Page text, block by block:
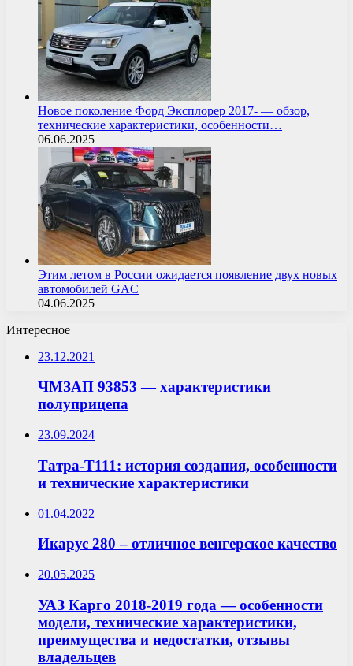
Новое поколение Форд Эксплорер 2017- — обзор,
технические характеристики, особенности…
06.06.2025
Этим летом в России ожидается появление двух новых
автомобилей GAC
04.06.2025
Интересное
23.12.2021
ЧМЗАП 93853 — характеристики
полуприцепа
23.09.2024
Татра-Т111: история создания, особенности
и технические характеристики
01.04.2022
Икарус 280 – отличное венгерское качество
20.05.2025
УАЗ Карго 2018-2019 года — особенности
модели, технические характеристики,
преимущества и недостатки, отзывы
владельцев